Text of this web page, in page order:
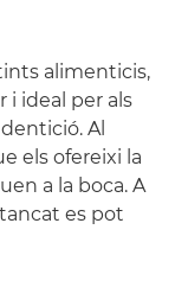
alimenticis,
i ideal per als
Al
els ofereixi la
a la boca. A
es pot